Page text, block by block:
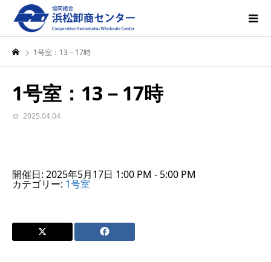
1号室：13－17時
1号室：13－17時
2025.04.04
開催日: 2025年5月17日 1:00 PM - 5:00 PM
カテゴリー: 1号室